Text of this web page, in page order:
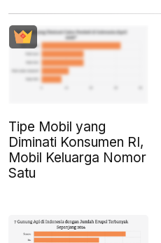
Tipe Mobil yang
Diminati Konsumen RI,
Mobil Keluarga Nomor
Satu